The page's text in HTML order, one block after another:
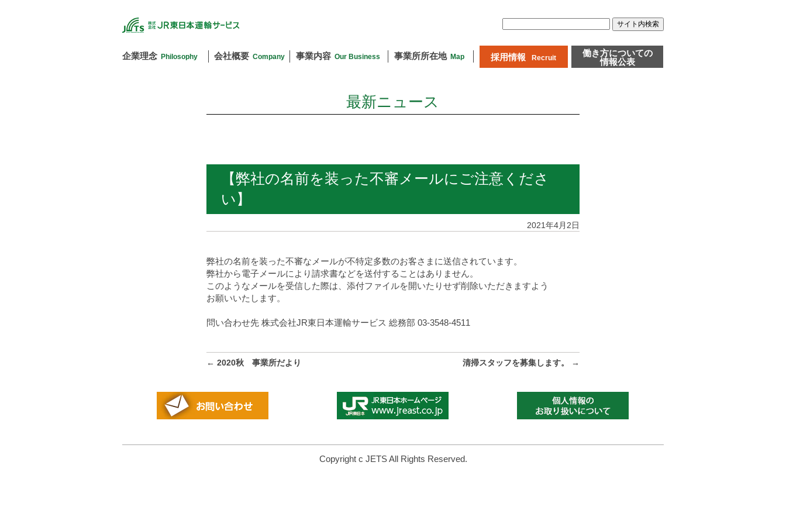
企業理念 Philosophy 会社概要 Company 事業内容 Our Business 事業所所在地 Map 採用情報 Recruit
働き方についての
情報公表
最新ニュース
【弊社の名前を装った不審メールにご注意くださ
い】
2021年4月2日
弊社の名前を装った不審なメールが不特定多数のお客さまに送信されています。
弊社から電子メールにより請求書などを送付することはありません。
このようなメールを受信した際は、添付ファイルを開いたりせず削除いただきますよう
お願いいたします。
問い合わせ先 株式会社JR東日本運輸サービス 総務部 03-3548-4511
← 2020秋 事業所だより 清掃スタッフを募集します。 →
Copyright c JETS All Rights Reserved.